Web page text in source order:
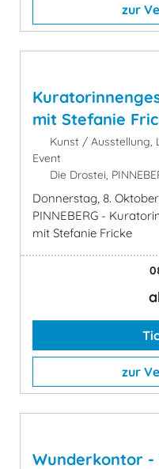
zur
mit Stefanie
Kunst / Ausstellung,
Event
Die Drostei,
Donnerstag, 8.
PINNEBERG -
mit Stefanie Fricke
zur
Wunderkontor